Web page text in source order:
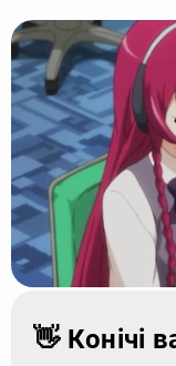
👋 Конічі